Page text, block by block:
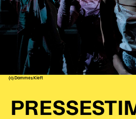
(c) Dammes Kieft